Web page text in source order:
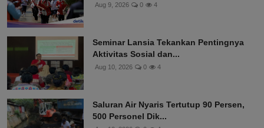
Aug 9, 2026 0 4
Seminar Lansia Tekankan Pentingnya
Aktivitas Sosial dan...
Aug 10, 2026 0 4
Saluran Air Nyaris Tertutup 90 Persen,
500 Personel Dik...